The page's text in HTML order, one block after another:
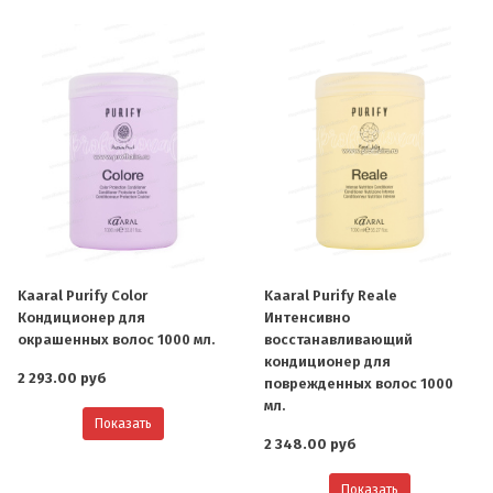
Kaaral Purify Color
Кондиционер для
окрашенных волос 1000 мл.
2 293.00 руб
Показать
Kaaral Purify Reale
Интенсивно
восстанавливающий
кондиционер для
поврежденных волос 1000
мл.
2 348.00 руб